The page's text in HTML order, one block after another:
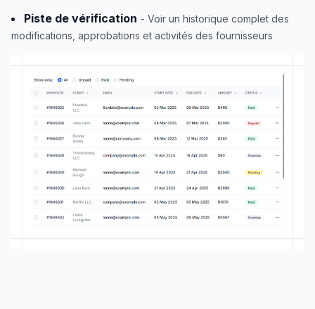
Piste de vérification - Voir un historique complet des
modifications, approbations et activités des fournisseurs